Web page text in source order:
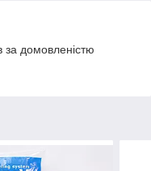
за домовленістю